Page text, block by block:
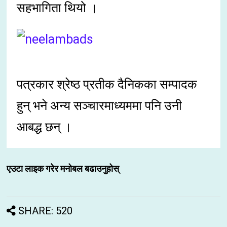
सहभागिता थियो ।
पत्रकार श्रेष्ठ प्रतीक दैनिकका सम्पादक
हुन् भने अन्य सञ्चारमाध्यममा पनि उनी
आबद्ध छन् ।
एउटा लाइक गरेर मनोबल बढाउनुहोस्
SHARE: 520